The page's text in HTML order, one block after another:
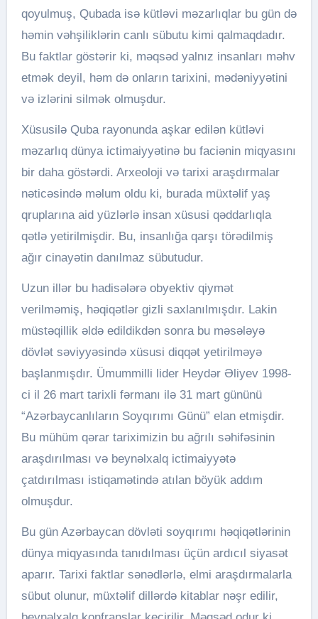
qoyulmuş, Qubada isə kütləvi məzarlıqlar bu gün də
həmin vəhşiliklərin canlı sübutu kimi qalmaqdadır.
Bu faktlar göstərir ki, məqsəd yalnız insanları məhv
etmək deyil, həm də onların tarixini, mədəniyyətini
və izlərini silmək olmuşdur.
Xüsusilə Quba rayonunda aşkar edilən kütləvi
məzarlıq dünya ictimaiyyətinə bu faciənin miqyasını
bir daha göstərdi. Arxeoloji və tarixi araşdırmalar
nəticəsində məlum oldu ki, burada müxtəlif yaş
qruplarına aid yüzlərlə insan xüsusi qəddarlıqla
qətlə yetirilmişdir. Bu, insanlığa qarşı törədilmiş
ağır cinayətin danılmaz sübutudur.
Uzun illər bu hadisələrə obyektiv qiymət
verilməmiş, həqiqətlər gizli saxlanılmışdır. Lakin
müstəqillik əldə edildikdən sonra bu məsələyə
dövlət səviyyəsində xüsusi diqqət yetirilməyə
başlanmışdır. Ümummilli lider Heydər Əliyev 1998-
ci il 26 mart tarixli fərmanı ilə 31 mart gününü
“Azərbaycanlıların Soyqırımı Günü” elan etmişdir.
Bu mühüm qərar tariximizin bu ağrılı səhifəsinin
araşdırılması və beynəlxalq ictimaiyyətə
çatdırılması istiqamətində atılan böyük addım
olmuşdur.
Bu gün Azərbaycan dövləti soyqırımı həqiqətlərinin
dünya miqyasında tanıdılması üçün ardıcıl siyasət
aparır. Tarixi faktlar sənədlərlə, elmi araşdırmalarla
sübut olunur, müxtəlif dillərdə kitablar nəşr edilir,